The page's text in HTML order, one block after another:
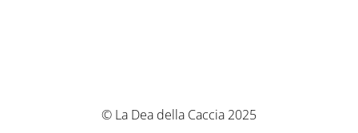
© La Dea della Caccia 2025